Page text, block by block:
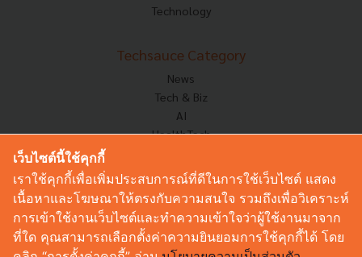
Technology
Techsauce Category
News
Tech & Biz
AI
HealthTech
Corp Innov
Saucy Thoughts
Based On
Sustainable
Videos
เว็บไซต์นี้ใช้คุกกี้
เราใช้คุกกี้เพื่อเพิ่มประสบการณ์ที่ดีในการใช้เว็บไซต์ แสดง
เนื้อหาและโฆษณาให้ตรงกับความสนใจ รวมถึงเพื่อวิเคราะห์
การเข้าใช้งานเว็บไซต์และทำความเข้าใจว่าผู้ใช้งานมาจาก
ที่ใด คุณสามารถเลือกตั้งค่าความยินยอมการใช้คุกกี้ได้ โดย